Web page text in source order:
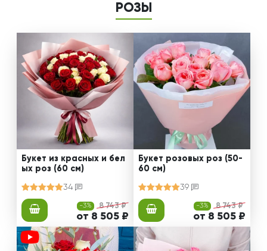
РОЗЫ
Букет из красных и бел
ых роз (60 см)
34
-3% 8 743 ₽
от 8 505 ₽
Букет розовых роз (50-
60 см)
39
-3% 8 743 ₽
от 8 505 ₽